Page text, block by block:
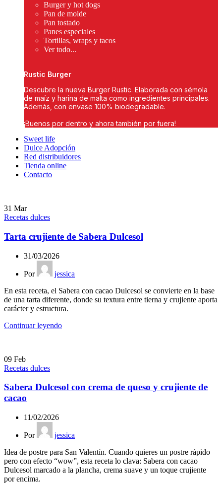
Burger y hot dogs
Pan de molde
Pan tostado
Panes especiales
Tortillas, wraps y tacos
Ver todo...
Rustic Burger
Descubre la nueva Burger Rustic. Elaborada con sémola
de maíz y harina de malta como ingredientes principales.
Además, con envase 100% biodegradable.
¡Buenos por dentro y ahora también por fuera!
Sweet life
Dulce Adopción
Red distribuidores
Tienda online
Contacto
31 Mar
Recetas dulces
Tarta crujiente de Sabera Dulcesol
31/03/2026
Por
jessica
En esta receta, el Sabera con cacao Dulcesol se convierte en la base
de una tarta diferente, donde su textura entre tierna y crujiente aporta
carácter y estructura.
Continuar leyendo
09 Feb
Recetas dulces
Sabera Dulcesol con crema de queso y crujiente de
cacao
11/02/2026
Por
jessica
Idea de postre para San Valentín. Cuando quieres un postre rápido
pero con efecto “wow”, esta receta lo clava: Sabera con cacao
Dulcesol marcado a la plancha, crema suave y un toque crujiente
por encima.